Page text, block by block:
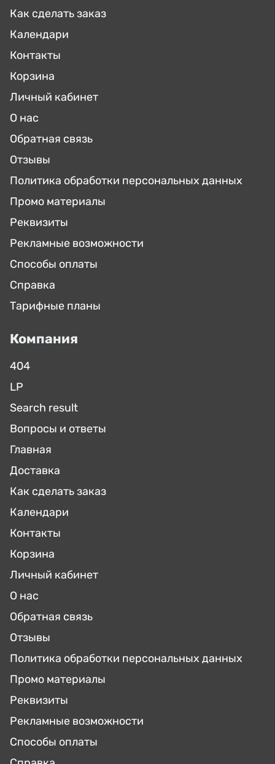
Как сделать заказ
Календари
Контакты
Корзина
Личный кабинет
О нас
Обратная связь
Отзывы
Политика обработки персональных данных
Промо материалы
Реквизиты
Рекламные возможности
Способы оплаты
Справка
Тарифные планы
Компания
404
LP
Search result
Вопросы и ответы
Главная
Доставка
Как сделать заказ
Календари
Контакты
Корзина
Личный кабинет
О нас
Обратная связь
Отзывы
Политика обработки персональных данных
Промо материалы
Реквизиты
Рекламные возможности
Способы оплаты